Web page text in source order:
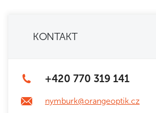
KONTAKT
+420 770 319 141
nymburk@orangeoptik.cz